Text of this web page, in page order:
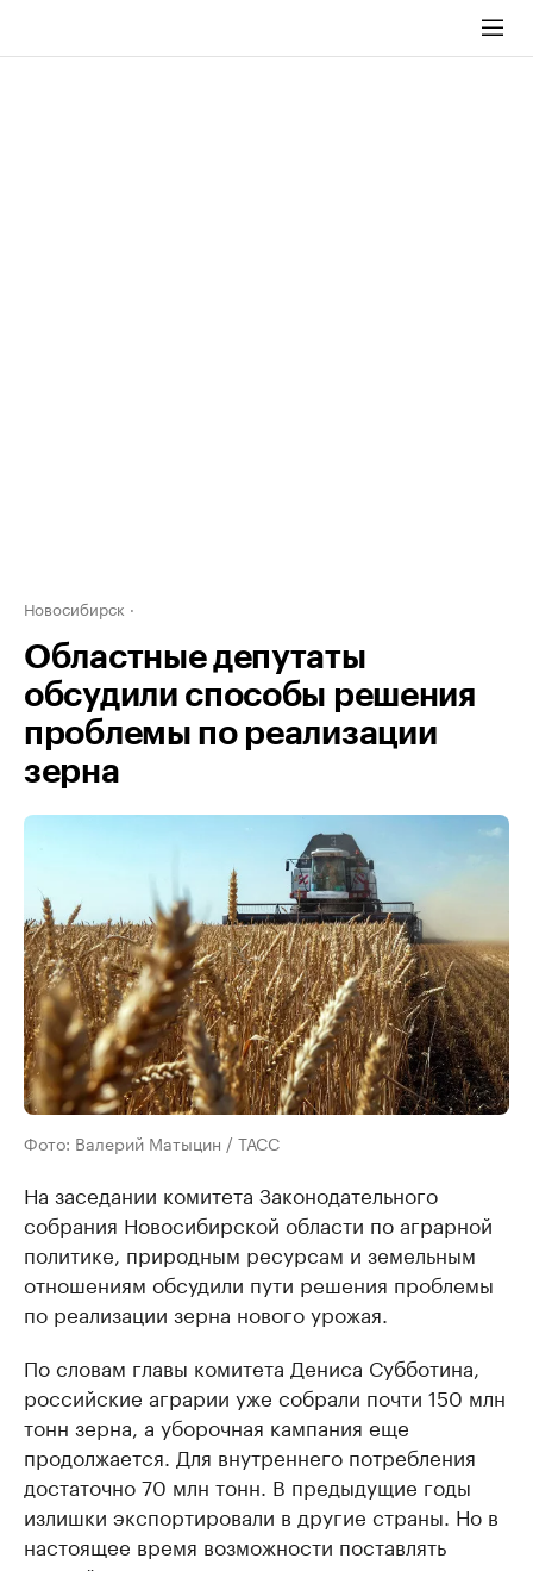
Новосибирск
Областные депутаты
обсудили способы решения
проблемы по реализации
зерна
Фото: Валерий Матыцин / ТАСС
На заседании комитета Законодательного
собрания Новосибирской области по аграрной
политике, природным ресурсам и земельным
отношениям обсудили пути решения проблемы
по реализации зерна нового урожая.
По словам главы комитета Дениса Субботина,
российские аграрии уже собрали почти 150 млн
тонн зерна, а уборочная кампания еще
продолжается. Для внутреннего потребления
достаточно 70 млн тонн. В предыдущие годы
излишки экспортировали в другие страны. Но в
настоящее время возможности поставлять